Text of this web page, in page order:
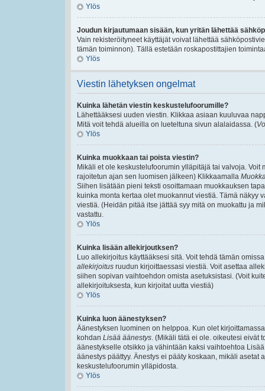
Ylös
Joudun kirjautumaan sisään, kun yritän lähettää
Vain rekisteröityneet käyttäjät voivat lähettää
tämän toiminnon). Tällä estetään roskapostittajien
Ylös
Viestin lähetyksen ongelmat
Kuinka lähetän viestin keskustelufoorumille?
Lähettääksesi uuden viestin. Klikkaa asiaan kuuluvaa
Mitä voit tehdä alueilla on lueteltuna sivun alalaidassa. (
Ylös
Kuinka muokkaan tai poista viestin?
Mikäli et ole keskustelufoorumin ylläpitäjä tai valvoja.
rajoitetun ajan sen luomisen jälkeen) Klikkaamalla
Siihen lisätään pieni teksti osoittamaan muokkauksen
kuinka monta kertaa olet muokannut viestiä. Tämä näkyy
viestiä. (Heidän pitää itse jättää syy mitä on muokattu ja
vastattu.
Ylös
Kuinka lisään allekirjoutksen?
Luo allekirjoitus käyttääksesi sitä. Voit tehdä tämän
allekirjoitus ruudun kirjoittaessasi viestiä. Voit asettaa
siihen sopivan vaihtoehdon omista asetuksistasi. (Voit
allekirjoituksesta, kun kirjoitat uutta viestiä)
Ylös
Kuinka luon äänestyksen?
Äänestyksen luominen on helppoa. Kun olet
kohdan Lisää äänestys. (Mikäli tätä ei ole. oikeutesi eivät
äänestykselle otsikko ja vähintään kaksi vaihtoehtoa
äänestys päättyy. Änestys ei pääty koskaan, mikäli
keskustelufoorumin ylläpidosta.
Ylös